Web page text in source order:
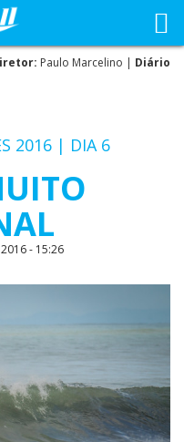
Paulo Marcelino | Diário
2016 | DIA 6
- 15:26